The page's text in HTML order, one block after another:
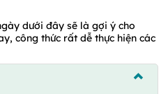
dưới đây sẽ là gợi ý cho
công thức rất dễ thực hiện các